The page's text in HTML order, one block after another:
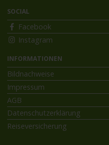
SOCIAL
Facebook
Instagram
INFORMATIONEN
Bildnachweise
Impressum
AGB
Datenschutzerklärung
Reiseversicherung